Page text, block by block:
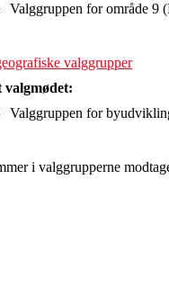
Valggruppen for område 9
valggrupper
valgmødet:
Valggruppen for
i valggrupperne